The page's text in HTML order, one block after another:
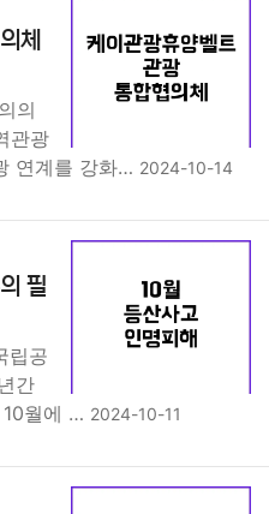
체
의
관광
연계를 강화… 2024-10-14
필
립공
간
10월에 … 2024-10-11